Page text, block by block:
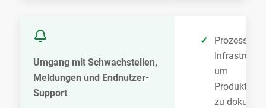
Umgang mit Schwachstellen,
Meldungen und Endnutzer-
Support
Prozesse
um
zu